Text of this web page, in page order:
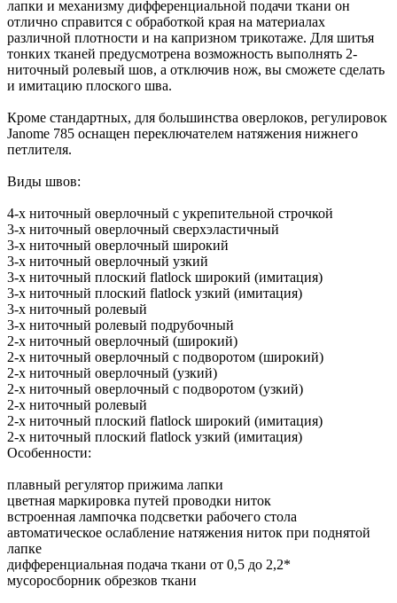
лапки и механизму дифференциальной подачи ткани он
отлично справится с обработкой края на материалах
различной плотности и на капризном трикотаже. Для шитья
тонких тканей предусмотрена возможность выполнять 2-
ниточный ролевый шов, а отключив нож, вы сможете сделать
и имитацию плоского шва.
Кроме стандартных, для большинства оверлоков, регулировок
Janome 785 оснащен переключателем натяжения нижнего
петлителя.
Виды швов:
4-х ниточный оверлочный с укрепительной строчкой
3-х ниточный оверлочный сверхэластичный
3-х ниточный оверлочный широкий
3-х ниточный оверлочный узкий
3-х ниточный плоский flatlock широкий (имитация)
3-х ниточный плоский flatlock узкий (имитация)
3-х ниточный ролевый
3-х ниточный ролевый подрубочный
2-x ниточный оверлочный (широкий)
2-x ниточный оверлочный с подворотом (широкий)
2-x ниточный оверлочный (узкий)
2-x ниточный оверлочный с подворотом (узкий)
2-x ниточный ролевый
2-x ниточный плоский flatlock широкий (имитация)
2-х ниточный плоский flatlock узкий (имитация)
Особенности:
плавный регулятор прижима лапки
цветная маркировка путей проводки ниток
встроенная лампочка подсветки рабочего стола
автоматическое ослабление натяжения ниток при поднятой
лапке
дифференциальная подача ткани от 0,5 до 2,2*
мусоросборник обрезков ткани